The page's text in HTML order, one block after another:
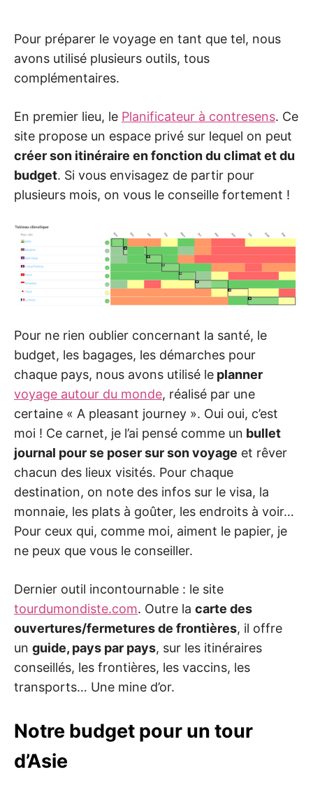
Pour préparer le voyage en tant que tel, nous
avons utilisé plusieurs outils, tous
complémentaires.
En premier lieu, le Planificateur à contresens. Ce
site propose un espace privé sur lequel on peut
créer son itinéraire en fonction du climat et du
budget. Si vous envisagez de partir pour
plusieurs mois, on vous le conseille fortement !
Pour ne rien oublier concernant la santé, le
budget, les bagages, les démarches pour
chaque pays, nous avons utilisé le planner
voyage autour du monde, réalisé par une
certaine « A pleasant journey ». Oui oui, c’est
moi ! Ce carnet, je l’ai pensé comme un bullet
journal pour se poser sur son voyage et rêver
chacun des lieux visités. Pour chaque
destination, on note des infos sur le visa, la
monnaie, les plats à goûter, les endroits à voir…
Pour ceux qui, comme moi, aiment le papier, je
ne peux que vous le conseiller.
Dernier outil incontournable : le site
tourdumondiste.com. Outre la carte des
ouvertures/fermetures de frontières, il offre
un guide, pays par pays, sur les itinéraires
conseillés, les frontières, les vaccins, les
transports… Une mine d’or.
Notre budget pour un tour
d’Asie